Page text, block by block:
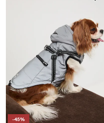
-45%